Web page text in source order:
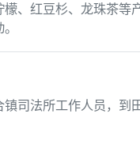
、红豆杉、龙珠茶等
司法所工作人员，到